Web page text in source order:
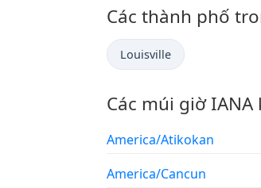
Các thành phố
Louisville
Các múi giờ IANA
America/Atikokan
America/Cancun